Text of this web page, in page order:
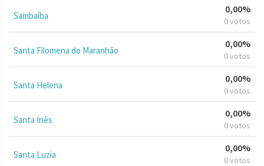
Sambaíba
0,00%
0 votos
Santa Filomena do Maranhão
0,00%
0 votos
Santa Helena
0,00%
0 votos
Santa Inês
0,00%
0 votos
Santa Luzia
0,00%
0 votos